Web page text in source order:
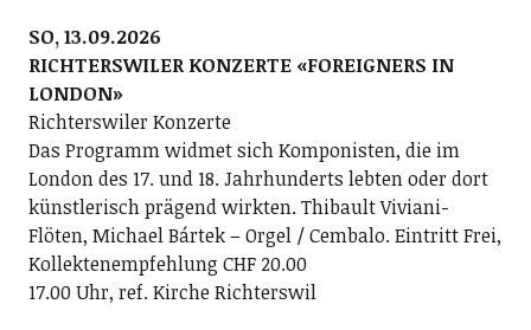
SO, 13.09.2026
RICHTERSWILER KONZERTE «FOREIGNERS IN
LONDON»
Richterswiler Konzerte
Das Programm widmet sich Komponisten, die im
London des 17. und 18. Jahrhunderts lebten oder dort
künstlerisch prägend wirkten. Thibault Viviani-
Flöten, Michael Bártek – Orgel / Cembalo. Eintritt Frei,
Kollektenempfehlung CHF 20.00
17.00 Uhr, ref. Kirche Richterswil